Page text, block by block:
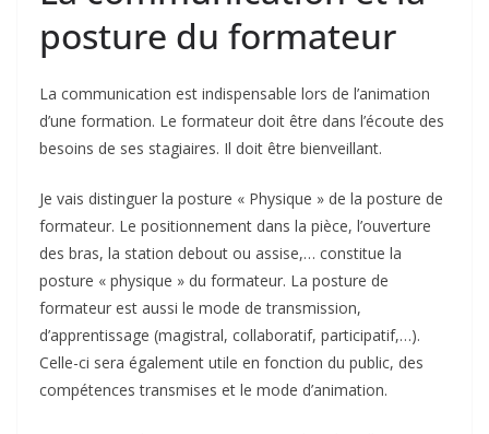
posture du formateur
La communication est indispensable lors de l’animation
d’une formation. Le formateur doit être dans l’écoute des
besoins de ses stagiaires. Il doit être bienveillant.
Je vais distinguer la posture « Physique » de la posture de
formateur. Le positionnement dans la pièce, l’ouverture
des bras, la station debout ou assise,… constitue la
posture « physique » du formateur. La posture de
formateur est aussi le mode de transmission,
d’apprentissage (magistral, collaboratif, participatif,…).
Celle-ci sera également utile en fonction du public, des
compétences transmises et le mode d’animation.